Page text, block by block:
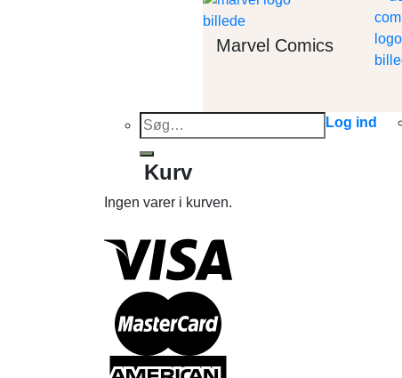
Marvel Comics
Søg
efter:
Log ind
Kurv
Ingen varer i kurven.